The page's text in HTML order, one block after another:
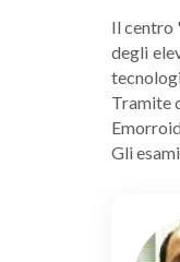
Il centro
degli
Tramite
Gli